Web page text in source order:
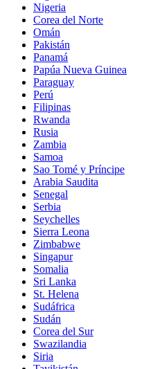
Nigeria
Corea del Norte
Omán
Pakistán
Panamá
Papúa Nueva Guinea
Paraguay
Perú
Filipinas
Rwanda
Rusia
Zambia
Samoa
Sao Tomé y Príncipe
Arabia Saudita
Senegal
Serbia
Seychelles
Sierra Leona
Zimbabwe
Singapur
Somalia
Sri Lanka
St. Helena
Sudáfrica
Sudán
Corea del Sur
Swazilandia
Siria